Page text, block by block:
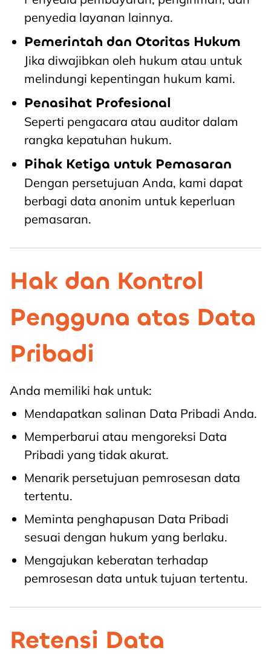
penyedia layanan lainnya.
Pemerintah dan Otoritas Hukum
Jika diwajibkan oleh hukum atau untuk
melindungi kepentingan hukum kami.
Penasihat Profesional
Seperti pengacara atau auditor dalam
rangka kepatuhan hukum.
Pihak Ketiga untuk Pemasaran
Dengan persetujuan Anda, kami dapat
berbagi data anonim untuk keperluan
pemasaran.
Hak dan Kontrol
Pengguna atas Data
Pribadi
Anda memiliki hak untuk:
Mendapatkan salinan Data Pribadi Anda.
Memperbarui atau mengoreksi Data
Pribadi yang tidak akurat.
Menarik persetujuan pemrosesan data
tertentu.
Meminta penghapusan Data Pribadi
sesuai dengan hukum yang berlaku.
Mengajukan keberatan terhadap
pemrosesan data untuk tujuan tertentu.
Retensi Data